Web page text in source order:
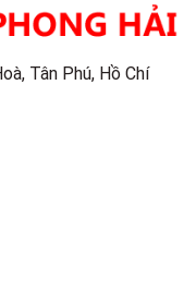
Tân Phú, Hồ Chí